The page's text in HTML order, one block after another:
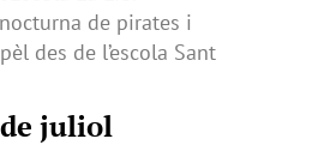
de pirates i
des de l’escola Sant
juliol